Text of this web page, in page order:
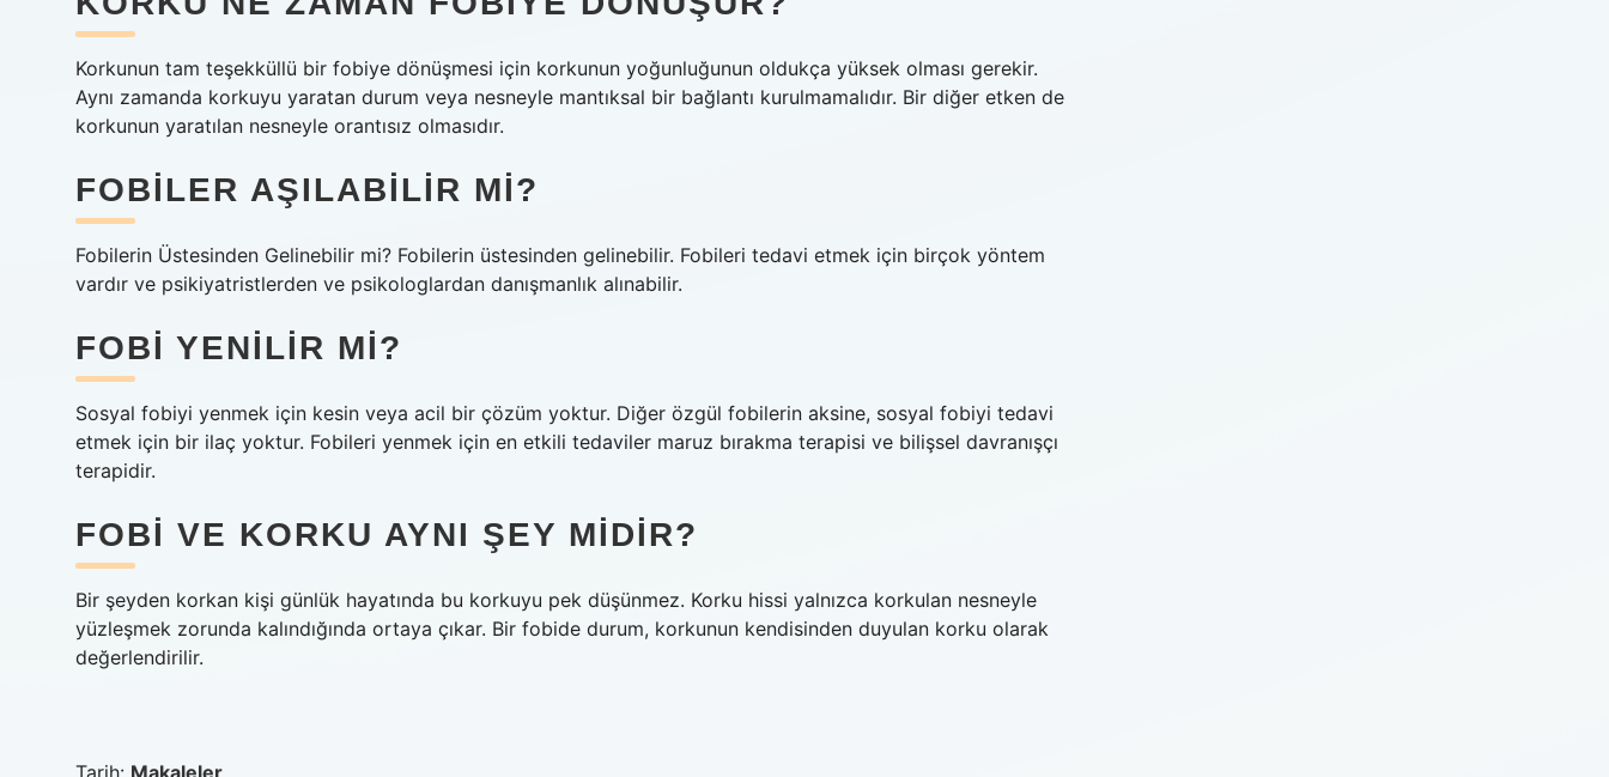
Korkunun tam teşekküllü bir fobiye dönüşmesi için korkunun yoğunluğunun oldukça yüksek olması gerekir.
Aynı zamanda korkuyu yaratan durum veya nesneyle mantıksal bir bağlantı kurulmamalıdır. Bir diğer etken de
korkunun yaratılan nesneyle orantısız olmasıdır.
FOBILER AŞILABILIR MI?
Fobilerin Üstesinden Gelinebilir mi? Fobilerin üstesinden gelinebilir. Fobileri tedavi etmek için birçok yöntem
vardır ve psikiyatristlerden ve psikologlardan danışmanlık alınabilir.
FOBI YENILIR MI?
Sosyal fobiyi yenmek için kesin veya acil bir çözüm yoktur. Diğer özgül fobilerin aksine, sosyal fobiyi tedavi
etmek için bir ilaç yoktur. Fobileri yenmek için en etkili tedaviler maruz bırakma terapisi ve bilişsel davranışçı
terapidir.
FOBI VE KORKU AYNI ŞEY MIDIR?
Bir şeyden korkan kişi günlük hayatında bu korkuyu pek düşünmez. Korku hissi yalnızca korkulan nesneyle
yüzleşmek zorunda kalındığında ortaya çıkar. Bir fobide durum, korkunun kendisinden duyulan korku olarak
değerlendirilir.
Tarih: Makaleler